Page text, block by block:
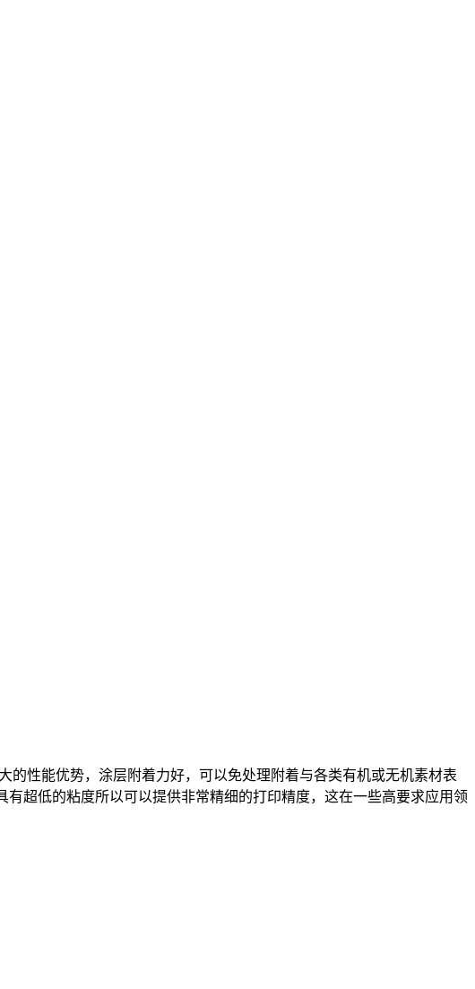
的性能优势，涂层附着力好，可以免处理附着与各类有机或无机素材表
超低的粘度所以可以提供非常精细的打印精度，这在一些高要求应用领